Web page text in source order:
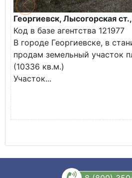
Георгиевск, Лысогорская
Код в базе агентства 121977
В городе Георгиевске, в
продам земельный участок
(10336 кв.м.)
Участок...